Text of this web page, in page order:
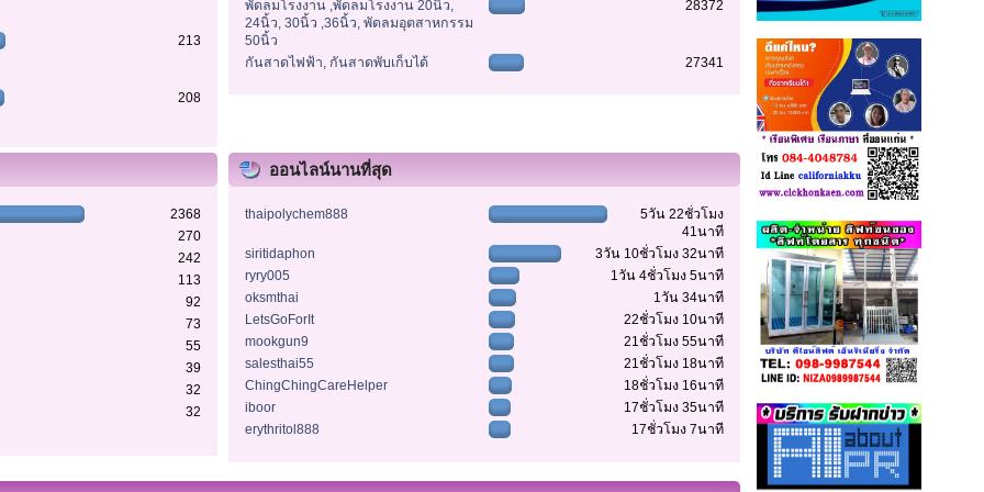
213
208
พัดลมโรงงาน ,พัดลมโรงงาน 20นิ้ว,
24นิ้ว, 30นิ้ว ,36นิ้ว, พัดลมอุตสาหกรรม
50นิ้ว
28372
กันสาดไฟฟ้า, กันสาดพับเก็บได้ 27341
2368
270
242
113
92
73
55
39
32
32
ออนไลน์นานที่สุด
thaipolychem888
5วัน 22ชั่วโมง
41นาที
siritidaphon
3วัน 10ชั่วโมง 32นาที
ryry005
1วัน 4ชั่วโมง 5นาที
oksmthai
1วัน 34นาที
LetsGoForIt
22ชั่วโมง 10นาที
mookgun9
21ชั่วโมง 55นาที
salesthai55
21ชั่วโมง 18นาที
ChingChingCareHelper
18ชั่วโมง 16นาที
iboor
17ชั่วโมง 35นาที
erythritol888
17ชั่วโมง 7นาที